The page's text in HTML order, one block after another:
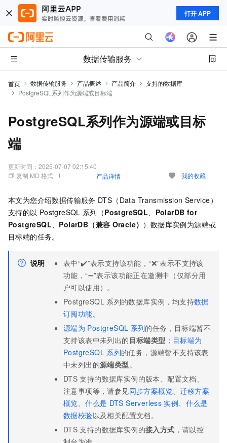
打开 APP
数据传输服务
首页 数据传输服务 产品概述 产品简介
支持的数据库
PostgreSQL系列作为源端或目标端
PostgreSQL系列作为源端或目标
端
更新时间： 2025-07-07 02:15:40
复制 MD 格式
产品详情 我的收藏
本文为您介绍数据传输服务 DTS（Data Transmission Service）
支持的以 PostgreSQL 系列（PostgreSQL、 PolarDB for
PostgreSQL、 PolarDB（兼容 Oracle） ）数据库实例为源端或
目标端的任务。
说明
表中“✔️”表示支持该功能，“❌”表示不支持该
功能，“➖”表示该功能正在邀测中（仅部分用
户可以使用）。
PostgreSQL 系列的数据库实例，均支持数据
订阅功能。
源端为 PostgreSQL 系列的任务，目标端暂不
支持该表中未列出的 目标端类型 ； 目标端为
PostgreSQL 系列的任务，源端暂不支持该表
中未列出的源端类型。
DTS 支持的数据库实例的版本、配置文档、
注意事项等，请参见同步方案概览、迁移方案
概览、什么是 DTS Serverless 实例、 什么是
数据校验以及相关配置文档。
DTS 支持的数据库实例的接入方式 ，请以控